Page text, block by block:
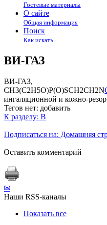
Гостевые материалы
О сайте
Общая информация
Поиск
Как искать
ВИ-ГАЗ
ВИ-ГАЗ,
CH3(C2H5O)P(O)SCH2CH2N
ингаляционной и кожно-
Тегов нет: добавить
К разделу: В
Подписаться на: Домашняя
Оставить комментарий
✉
Наши RSS-каналы
Показать все